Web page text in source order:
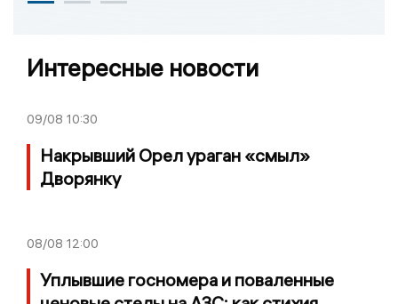
Интересные новости
09/08 10:30
Накрывший Орел ураган «смыл»
Дворянку
08/08 12:00
Уплывшие госномера и поваленные